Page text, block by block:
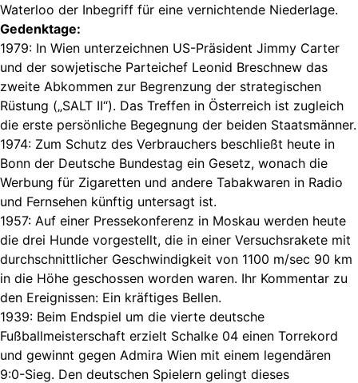
Waterloo der Inbegriff für eine vernichtende Niederlage.
Gedenktage:
1979: In Wien unterzeichnen US-Präsident Jimmy Carter
und der sowjetische Parteichef Leonid Breschnew das
zweite Abkommen zur Begrenzung der strategischen
Rüstung („SALT II“). Das Treffen in Österreich ist zugleich
die erste persönliche Begegnung der beiden Staatsmänner.
1974: Zum Schutz des Verbrauchers beschließt heute in
Bonn der Deutsche Bundestag ein Gesetz, wonach die
Werbung für Zigaretten und andere Tabakwaren in Radio
und Fernsehen künftig untersagt ist.
1957: Auf einer Pressekonferenz in Moskau werden heute
die drei Hunde vorgestellt, die in einer Versuchsrakete mit
durchschnittlicher Geschwindigkeit von 1100 m/sec 90 km
in die Höhe geschossen worden waren. Ihr Kommentar zu
den Ereignissen: Ein kräftiges Bellen.
1939: Beim Endspiel um die vierte deutsche
Fußballmeisterschaft erzielt Schalke 04 einen Torrekord
und gewinnt gegen Admira Wien mit einem legendären
9:0-Sieg. Den deutschen Spielern gelingt dieses